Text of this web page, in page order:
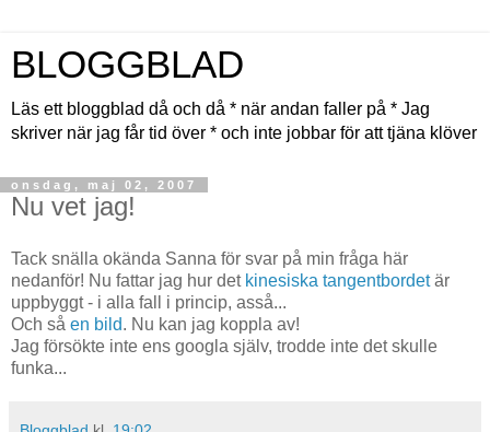
BLOGGBLAD
Läs ett bloggblad då och då * när andan faller på * Jag
skriver när jag får tid över * och inte jobbar för att tjäna klöver
onsdag, maj 02, 2007
Nu vet jag!
Tack snälla okända Sanna för svar på min fråga här
nedanför! Nu fattar jag hur det kinesiska tangentbordetär
uppbyggt - i alla fall i princip, asså...
Och så en bild. Nu kan jag koppla av!
Jag försökte inte ens googla själv, trodde inte det skulle
funka...